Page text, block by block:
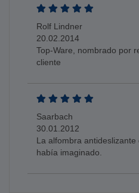
Rolf Lindner
20.02.2014
Top-Ware, nombrado por
cliente
Saarbach
30.01.2012
La alfombra
había imaginado.